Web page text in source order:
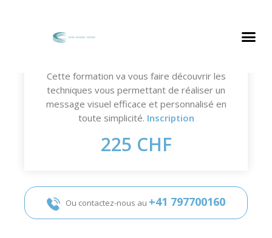
Sketchnoting de base 4
Cette formation va vous faire découvrir les
techniques vous permettant de réaliser un
message visuel efficace et personnalisé en
toute simplicité. Inscription
225 CHF
Ou contactez-nous au +41 797700160